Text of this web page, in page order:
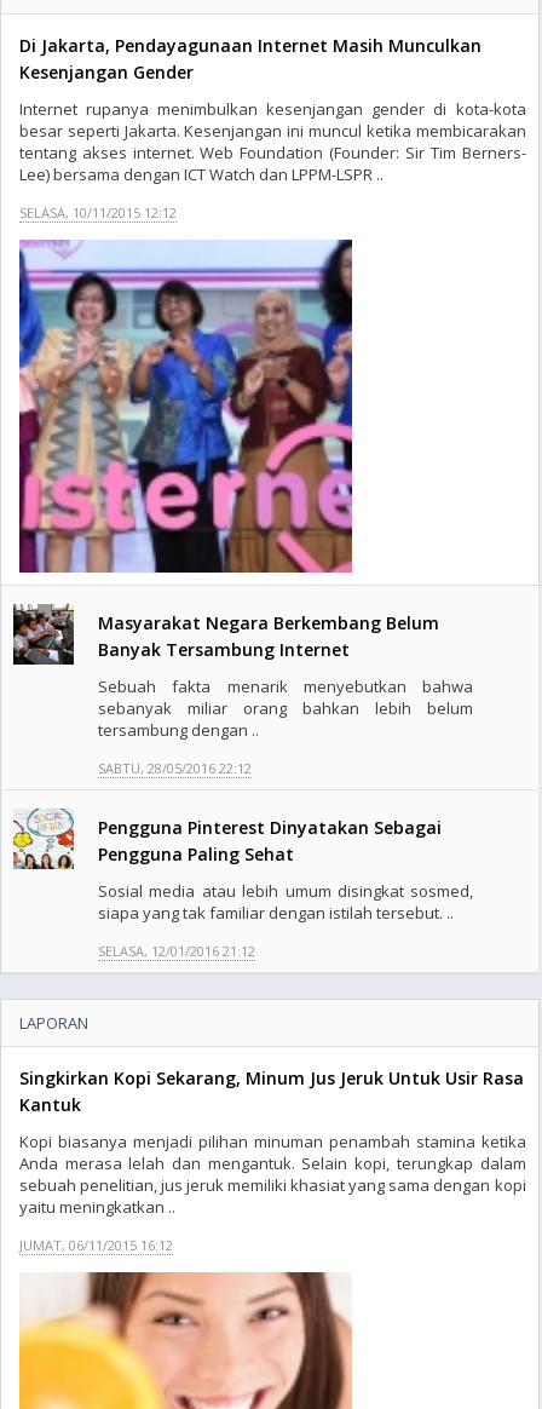
Di Jakarta, Pendayagunaan Internet Masih Munculkan
Kesenjangan Gender
Internet rupanya menimbulkan kesenjangan gender di kota-kota
besar seperti Jakarta. Kesenjangan ini muncul ketika membicarakan
tentang akses internet. Web Foundation (Founder: Sir Tim Berners-
Lee) bersama dengan ICT Watch dan LPPM-LSPR ..
SELASA, 10/11/2015 12:12
Masyarakat Negara Berkembang Belum
Banyak Tersambung Internet
Sebuah fakta menarik menyebutkan bahwa
sebanyak miliar orang bahkan lebih belum
tersambung dengan ..
SABTU, 28/05/2016 22:12
Pengguna Pinterest Dinyatakan Sebagai
Pengguna Paling Sehat
Sosial media atau lebih umum disingkat sosmed,
siapa yang tak familiar dengan istilah tersebut. ..
SELASA, 12/01/2016 21:12
LAPORAN
Singkirkan Kopi Sekarang, Minum Jus Jeruk Untuk Usir Rasa
Kantuk
Kopi biasanya menjadi pilihan minuman penambah stamina ketika
Anda merasa lelah dan mengantuk. Selain kopi, terungkap dalam
sebuah penelitian, jus jeruk memiliki khasiat yang sama dengan kopi
yaitu meningkatkan ..
JUMAT, 06/11/2015 16:12